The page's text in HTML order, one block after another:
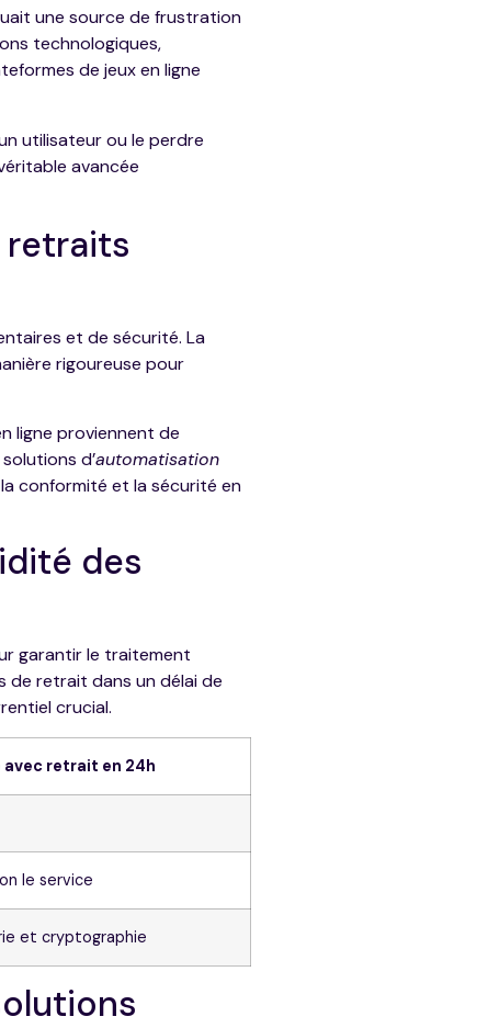
une source de frustration
technologiques,
de jeux en ligne
utilisateur ou le perdre
avancée
retraits
et de sécurité. La
rigoureuse pour
ligne proviennent de
d’automatisation
conformité et la sécurité en
des
garantir le traitement
de retrait dans un délai de
crucial.
retrait en 24h
le service
et cryptographie